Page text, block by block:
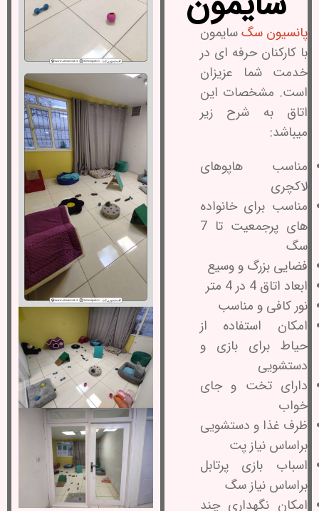
پانسیون سگسایمون
با کارکنان حرفه ای در
خدمت شما عزیزان
است. مشخصات این
اتاق به شرح زیر
میباشد:
مناسب هاپوهای
لاکچری
مناسب برای خانواده
های پرجمعیت تا 7
سگ
فضایی بزرگ و وسیع
ابعاد اتاق 4 در 4 متر
نور کافی و مناسب
امکان استفاده از
حیاط برای بازی و
دستشویی
دارای تخت و جای
خواب
ظرف غذا و دستشویی
براساس نیاز پت
اسباب بازی پرتابل
براساس نیاز سگ
امکان نگهداری چند